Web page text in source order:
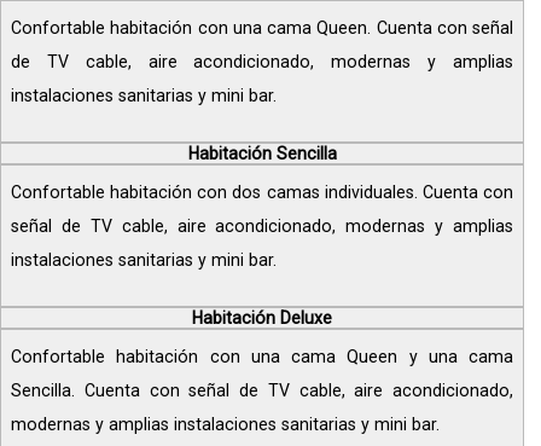
Confortable habitación con una cama Queen. Cuenta con señal
de TV cable, aire acondicionado, modernas y amplias
instalaciones sanitarias y mini bar.
Habitación Sencilla
Confortable habitación con dos camas individuales. Cuenta con
señal de TV cable, aire acondicionado, modernas y amplias
instalaciones sanitarias y mini bar.
Habitación Deluxe
Confortable habitación con una cama Queen y una cama
Sencilla. Cuenta con señal de TV cable, aire acondicionado,
modernas y amplias instalaciones sanitarias y mini bar.